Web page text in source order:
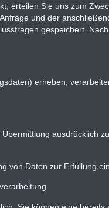
erteilen Sie uns zum
und der
gespeichert.
erheben,
ausdrücklich
von Daten zur Erfüllung